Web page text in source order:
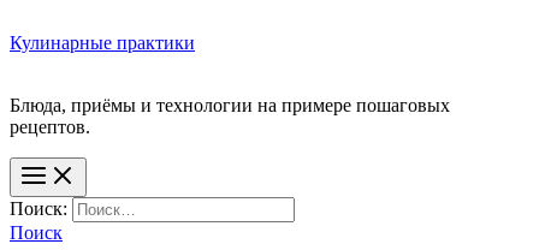
Кулинарные практики
Блюда, приёмы и технологии на примере пошаговых
Поиск:
Поиск